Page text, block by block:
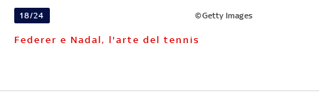
18/24 ©Getty Images
Federer e Nadal, l'arte del tennis